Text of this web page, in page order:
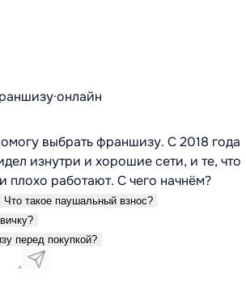
·онлайн
выбрать франшизу. С 2018 года
изнутри и хорошие сети, и те, что
плохо работают. С чего начнём?
Что такое паушальный взнос?
перед покупкой?